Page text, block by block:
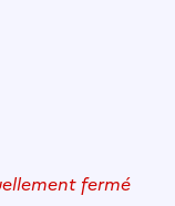
fermé